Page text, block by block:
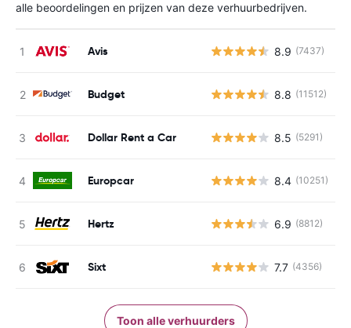
alle beoordelingen en prijzen van deze verhuurbedrijven.
Avis 8.9 (7437)
Budget 8.8 (11512)
Dollar Rent a Car 8.5 (5291)
Europcar 8.4 (10251)
Hertz 6.9 (8812)
Sixt 7.7 (4356)
Toon alle verhuurders